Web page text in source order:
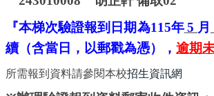
『本梯次驗證報到日期為115年 5 月
續（含當日，以郵戳為憑）， 逾期
所需報到資料請參閱本校招生資訊網